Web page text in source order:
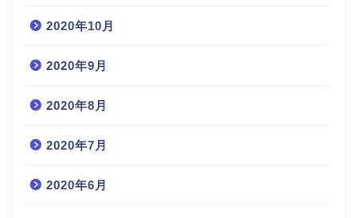
2020年10月
2020年9月
2020年8月
2020年7月
2020年6月